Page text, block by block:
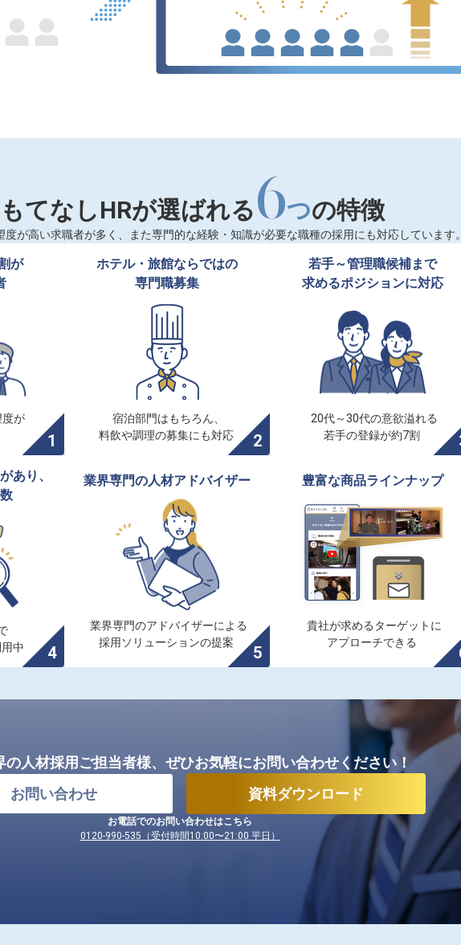
てなしHRが選ばれる6つの特徴
が高い求職者が多く、また専門的な経験・知識が必要な職種の採用にも対応しています。
が
が
ホテル・旅館ならではの
専門職募集
宿泊部門はもちろん、
料飲や調理の募集にも対応
若手～管理職候補まで
求めるポジションに対応
20代～30代の意欲溢れる
若手の登録が約7割
あり、
中
業界専門の人材アドバイザー
業界専門のアドバイザーによる
採用ソリューションの提案
豊富な商品ラインナップ
貴社が求めるターゲットに
アプローチできる
の人材採用ご担当者様、 ぜひお気軽にお問い合わせください！
お問い合わせ
資料ダウンロード
お電話でのお問い合わせはこちら
0120-990-535（受付時間10:00〜21:00 平日）